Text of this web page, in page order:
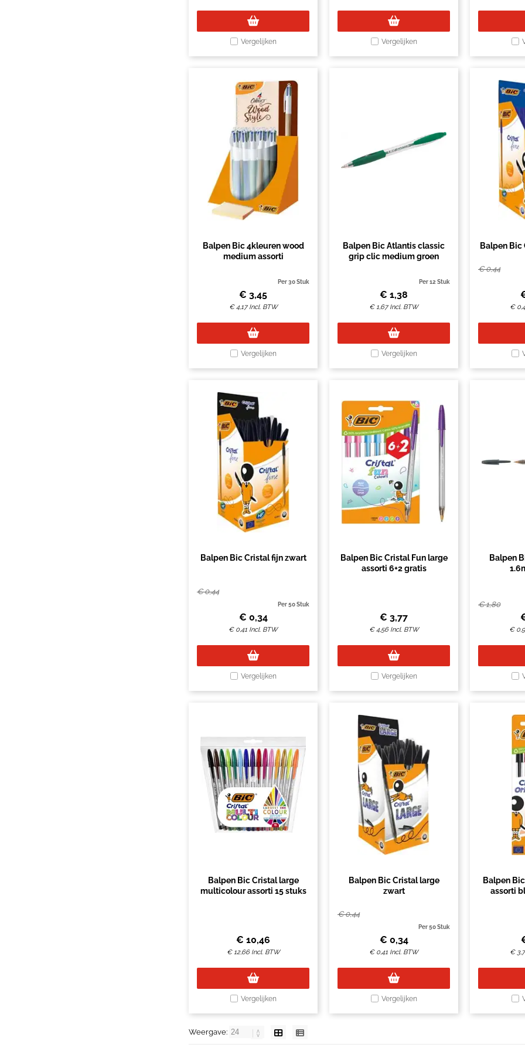
Vergelijken Vergelijken
Balpen Bic 4kleuren wood
medium assorti
Per 30 Stuk
€ 3,45
€4,17 Incl. BTW
Vergelijken
Balpen Bic Atlantis classic
grip clic medium groen
Per 12 Stuk
€ 1,38
€1,67 Incl. BTW
Vergelijken
Balpen
€0,44
€
Balpen Bic Cristal fijn zwart
€0,44
Per 50 Stuk
€ 0,34
€ 0,41 Incl. BTW
Vergelijken
Balpen Bic Cristal Fun large
assorti 6+2 gratis
€ 3,77
€4,56 Incl. BTW
Vergelijken
Balpen
€1,80
€
Balpen Bic Cristal large
multicolour assorti 15 stuks
€ 10,46
€12,66 Incl. BTW
Vergelijken
Balpen Bic Cristal large
zwart
€0,44
Per 50 Stuk
€ 0,34
€ 0,41 Incl. BTW
Vergelijken
Balpen
assorti
€
Weergave: